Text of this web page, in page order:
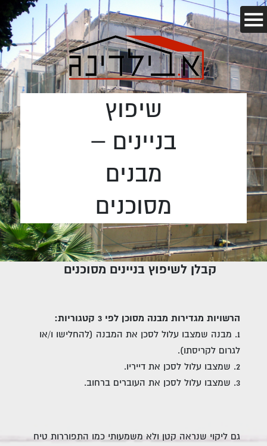
שיפוץ
בניינים –
מבנים
מסוכנים
קבלן לשיפוץ בניינים מסוכנים
הרשויות מגדירות מבנה מסוכן לפי 3 קטגוריות
:
1. מבנה שמצבו עלול לסכן את המבנה (להחלישו ו/או
לגרום לקריסתו).
2. שמצבו עלול לסכן את דייריו.
3. שמצבו עלול לסכן את העוברים ברחוב.
גם ליקוי שנראה קטן ולא משמעותי כמו התפוררות טיח